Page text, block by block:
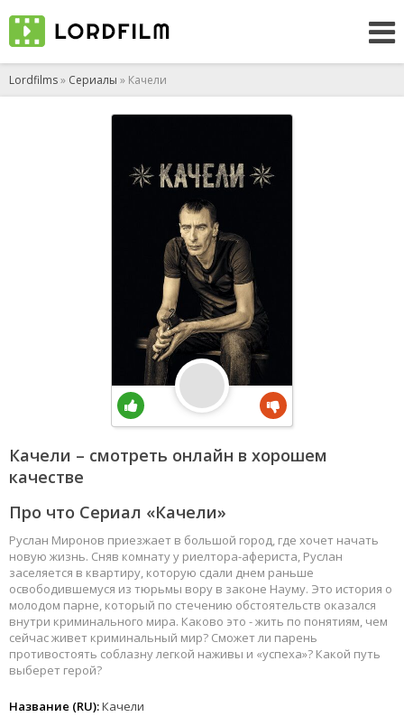
Lordfilms» Сериалы » Качели
Качели – смотреть онлайн в хорошем
качестве
Про что Сериал «Качели»
Руслан Миронов приезжает в большой город, где хочет начать
новую жизнь. Сняв комнату у риелтора-афериста, Руслан
заселяется в квартиру, которую сдали днем раньше
освободившемуся из тюрьмы вору в законе Науму. Это история о
молодом парне, который по стечению обстоятельств оказался
внутри криминального мира. Каково это - жить по понятиям, чем
сейчас живет криминальный мир? Сможет ли парень
противостоять соблазну легкой наживы и «успеха»? Какой путь
выберет герой?
Название (RU):Качели